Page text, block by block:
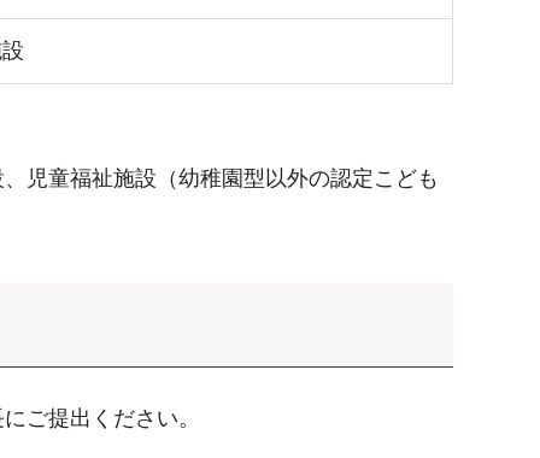
児童福祉施設（幼稚園型以外の認定こども
ご提出ください。